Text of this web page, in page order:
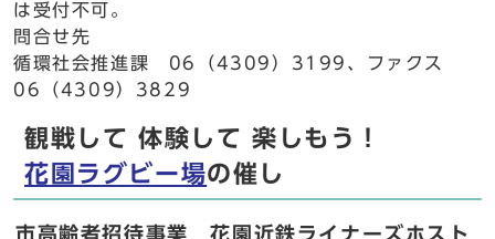
は受付不可。
問合せ先
循環社会推進課 06（4309）3199、ファクス
06（4309）3829
観戦して 体験して 楽しもう！
花園ラグビー場の催し
市高齢者招待事業 花園近鉄ライナーズホスト